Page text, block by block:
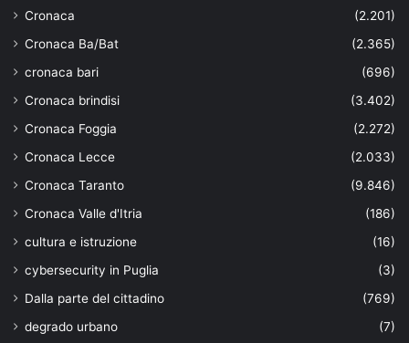
Cronaca
(2.201)
Cronaca Ba/Bat
(2.365)
cronaca bari
(696)
Cronaca brindisi
(3.402)
Cronaca Foggia
(2.272)
Cronaca Lecce
(2.033)
Cronaca Taranto
(9.846)
Cronaca Valle d'Itria
(186)
cultura e istruzione
(16)
cybersecurity in Puglia
(3)
Dalla parte del cittadino
(769)
degrado urbano
(7)